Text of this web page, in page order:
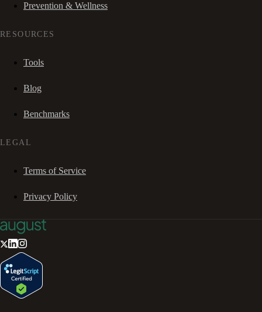
Prevention & Wellness
RESOURCES
Tools
Blog
Benchmarks
LEGAL
Terms of Service
Privacy Policy